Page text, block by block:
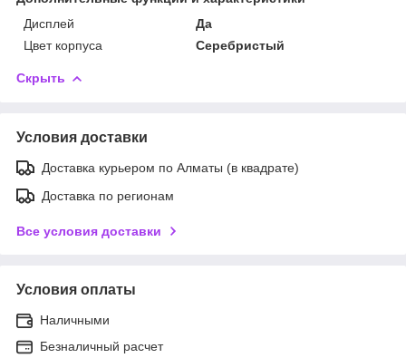
Дисплей
Да
Цвет корпуса
Серебристый
Скрыть
Условия доставки
Доставка курьером по Алматы (в квадрате)
Доставка по регионам
Все условия доставки
Условия оплаты
Наличными
Безналичный расчет